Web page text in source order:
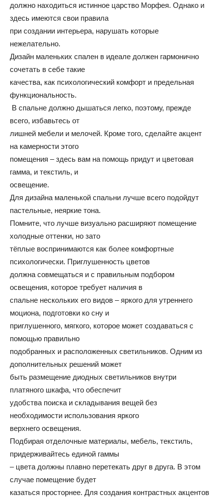
статьи
должно находиться истинное царство Морфея. Однако и
здесь имеются свои правила
при создании интерьера, нарушать которые
нежелательно.
Дизайн маленьких спален в идеале должен гармонично
сочетать в себе такие
качества, как психологический комфорт и предельная
функциональность.
В спальне должно дышаться легко, поэтому, прежде
всего, избавьтесь от
лишней мебели и мелочей. Кроме того, сделайте акцент
на камерности этого
помещения – здесь вам на помощь придут и цветовая
гамма, и текстиль, и
освещение.
Для дизайна маленькой спальни лучше всего подойдут
пастельные, неяркие тона.
Помните, что лучше визуально расширяют помещение
холодные оттенки, но зато
тёплые воспринимаются как более комфортные
психологически. Приглушенность цветов
должна совмещаться и с правильным подбором
освещения, которое требует наличия в
спальне нескольких его видов – яркого для утреннего
моциона, подготовки ко сну и
приглушенного, мягкого, которое может создаваться с
помощью правильно
подобранных и расположенных светильников. Одним из
дополнительных решений может
быть размещение диодных светильников внутри
платяного шкафа, что обеспечит
удобства поиска и складывания вещей без
необходимости использования яркого
верхнего освещения.
Подбирая отделочные материалы, мебель, текстиль,
придерживайтесь единой гаммы
– цвета должны плавно перетекать друг в друга. В этом
случае помещение будет
казаться просторнее. Для создания контрастных акцентов